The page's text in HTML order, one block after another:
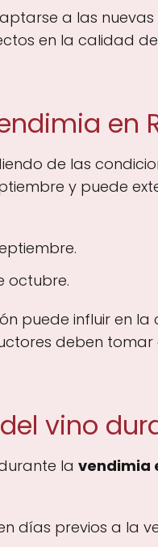
a las
en la calidad
en
de las
y puede
octubre.
puede influir en
deben
vino
la vendimia
días previos a la